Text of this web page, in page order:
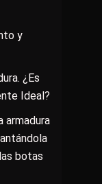
y
¿Es
Ideal?
armadura
botas